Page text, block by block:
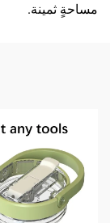
مساحةٍ ثمينة.